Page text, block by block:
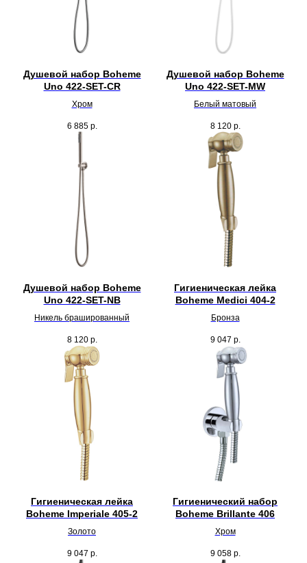
Душевой набор Boheme
Uno 422-SET-CR
Хром
6 885 р.
Душевой набор Boheme
Uno 422-SET-MW
Белый матовый
8 120 р.
Душевой набор Boheme
Uno 422-SET-NB
Никель брашированный
8 120 р.
Гигиеническая лейка
Boheme Medici 404-2
Бронза
9 047 р.
Гигиеническая лейка
Boheme Imperiale 405-2
Золото
9 047 р.
Гигиенический набор
Boheme Brillante 406
Хром
9 058 р.